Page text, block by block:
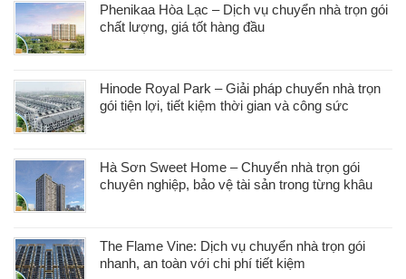
Phenikaa Hòa Lạc – Dịch vụ chuyển nhà trọn gói
chất lượng, giá tốt hàng đầu
Hinode Royal Park – Giải pháp chuyển nhà trọn
gói tiện lợi, tiết kiệm thời gian và công sức
Hà Sơn Sweet Home – Chuyển nhà trọn gói
chuyên nghiệp, bảo vệ tài sản trong từng khâu
The Flame Vine: Dịch vụ chuyển nhà trọn gói
nhanh, an toàn với chi phí tiết kiệm